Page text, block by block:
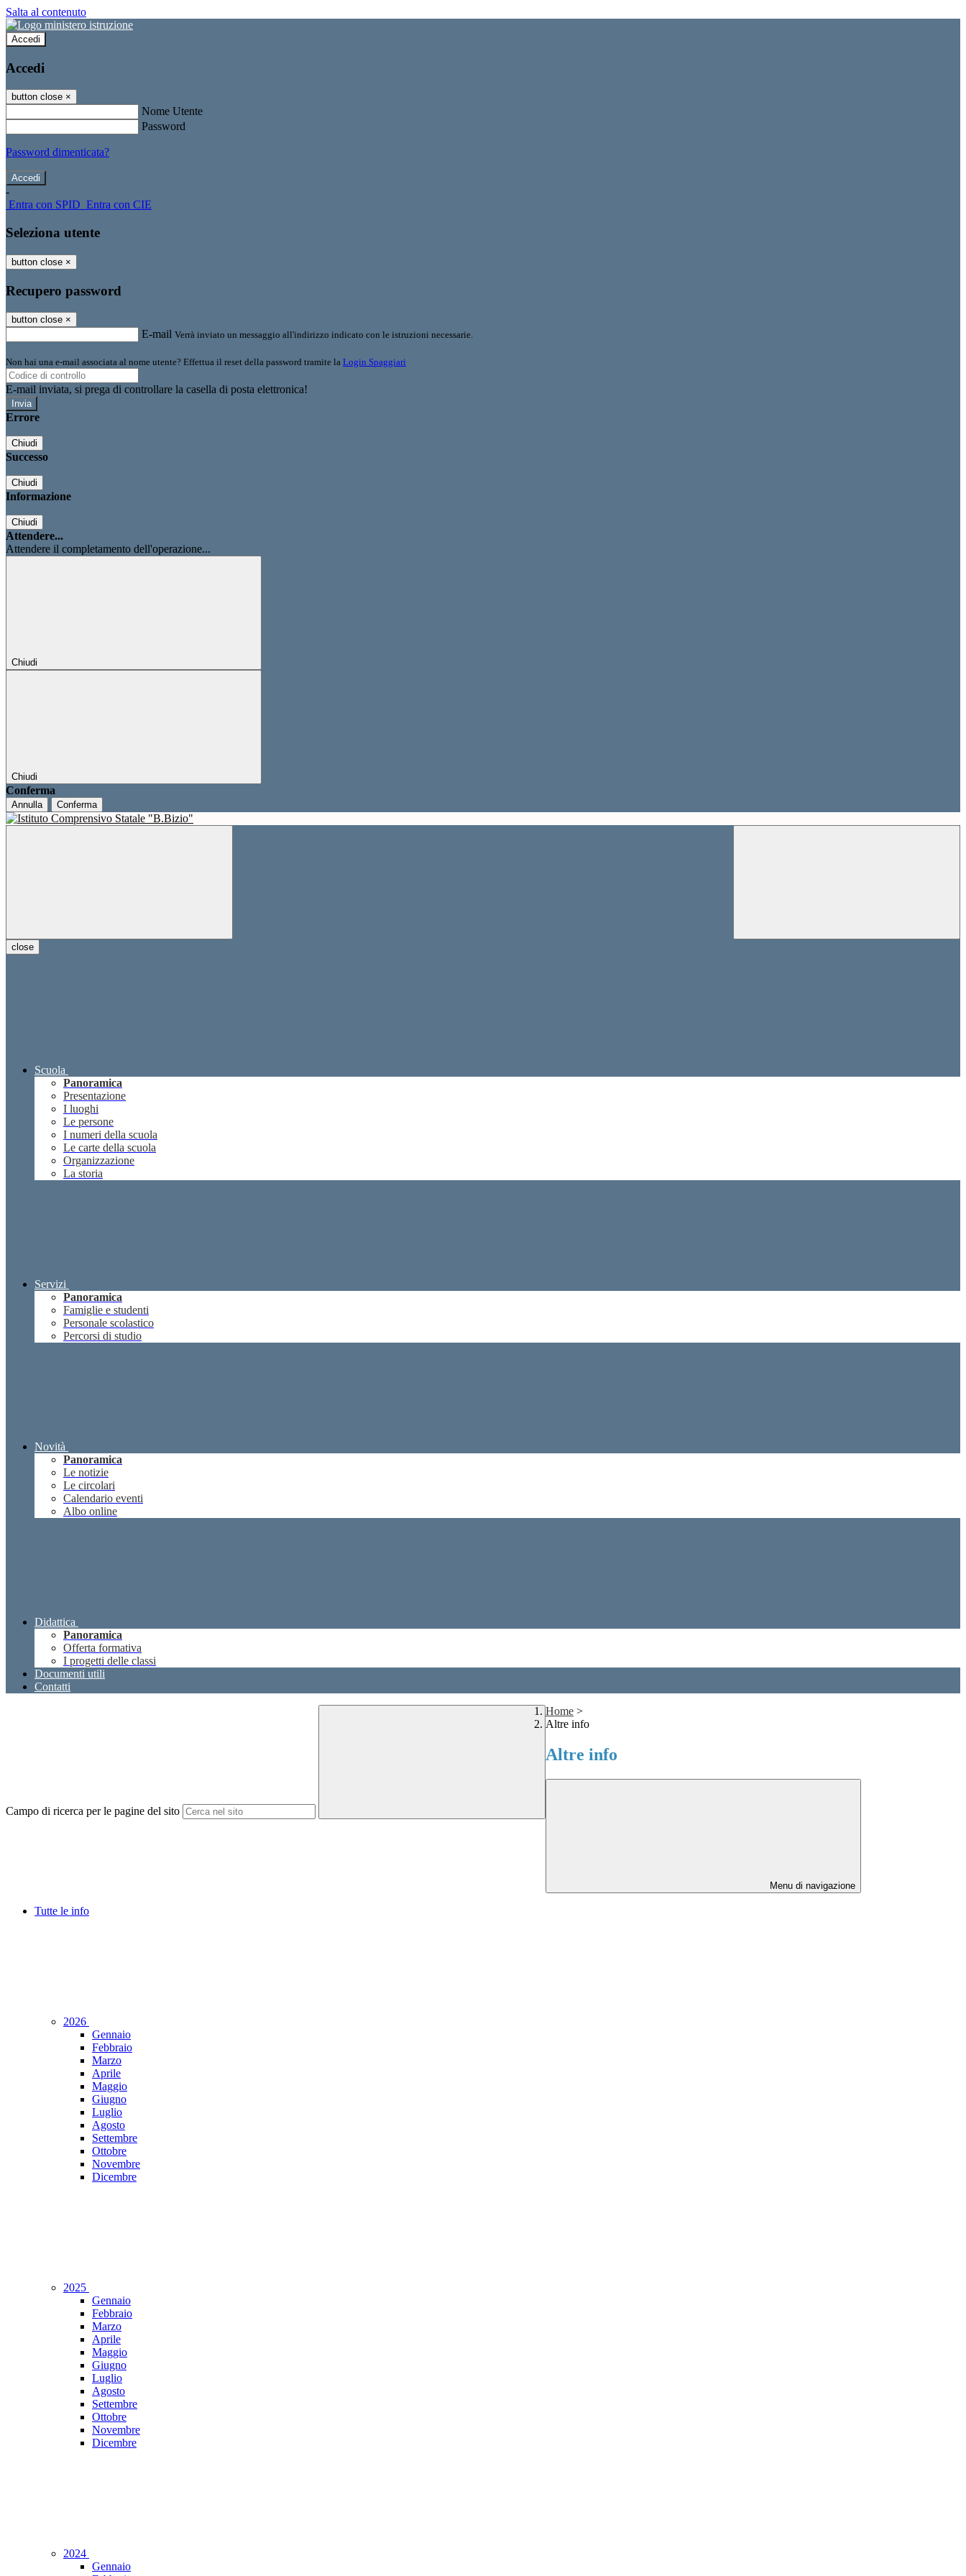
Salta al contenuto
Accedi
Accedi
button close ×
Nome Utente
Password
Password dimenticata?
-
Entra con SPID Entra con CIE
Seleziona utente
button close ×
Recupero password
button close ×
E-mail Verrà inviato un messaggio all'indirizzo indicato con le istruzioni necessarie.
Non hai una e-mail associata al nome utente? Effettua il reset della password tramite la Login Spaggiari
E-mail inviata, si prega di controllare la casella di posta elettronica!
Errore
Chiudi
Successo
Chiudi
Informazione
Chiudi
Attendere...
Attendere il completamento dell'operazione...
Chiudi
Chiudi
Conferma
Annulla Conferma
close
Scuola
Panoramica
Presentazione
I luoghi
Le persone
I numeri della scuola
Le carte della scuola
Organizzazione
La storia
Servizi
Panoramica
Famiglie e studenti
Personale scolastico
Percorsi di studio
Novità
Panoramica
Le notizie
Le circolari
Calendario eventi
Albo online
Didattica
Panoramica
Offerta formativa
I progetti delle classi
Documenti utili
Contatti
Campo di ricerca per le pagine del sito
Home >
Altre info
Altre info
Menu di navigazione
Tutte le info
2026
Gennaio
Febbraio
Marzo
Aprile
Maggio
Giugno
Luglio
Agosto
Settembre
Ottobre
Novembre
Dicembre
2025
Gennaio
Febbraio
Marzo
Aprile
Maggio
Giugno
Luglio
Agosto
Settembre
Ottobre
Novembre
Dicembre
2024
Gennaio